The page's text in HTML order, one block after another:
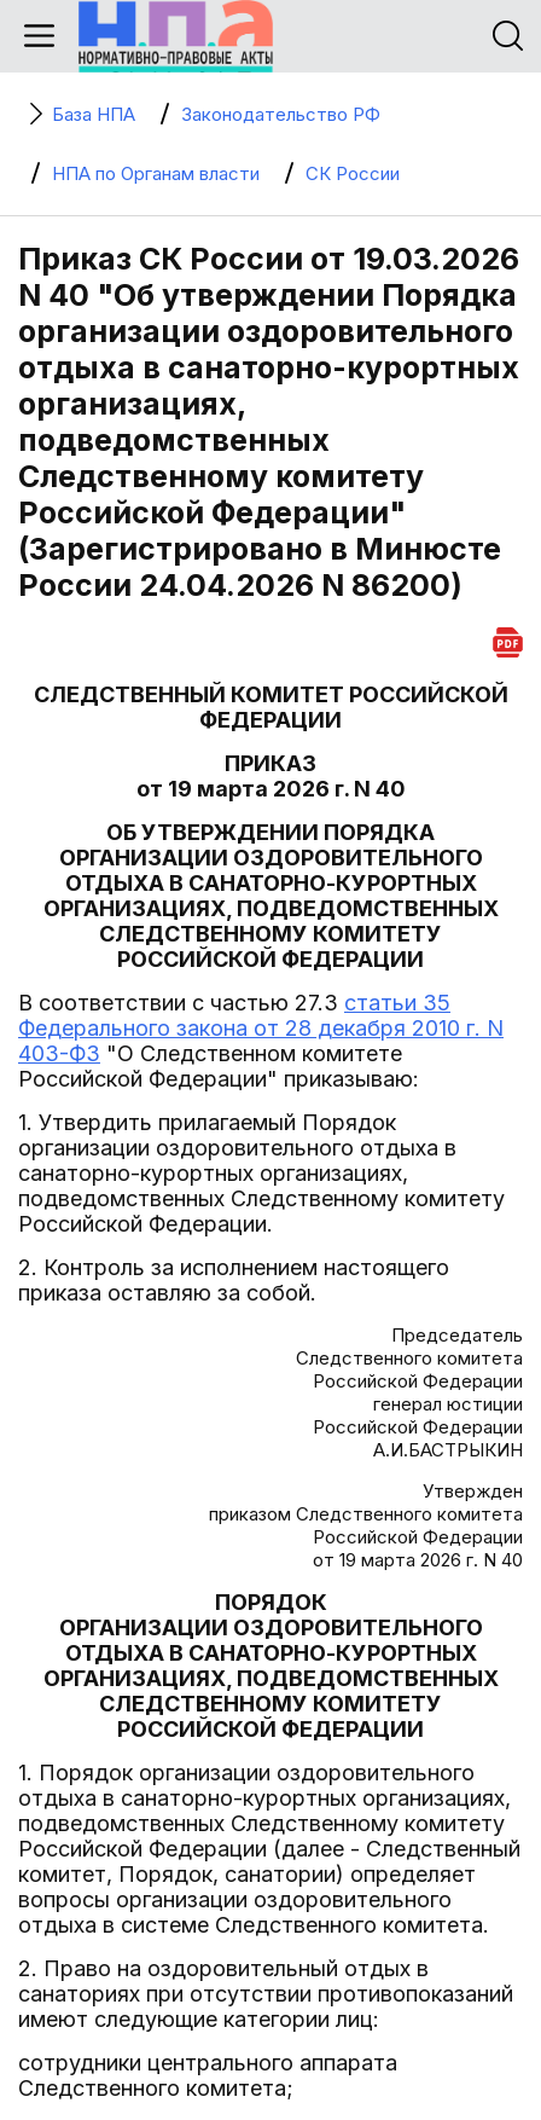
База НПА Законодательство РФ
НПА по Органам власти СК России
Приказ СК России от 19.03.2026
N 40 "Об утверждении Порядка
организации оздоровительного
отдыха в санаторно-курортных
организациях,
подведомственных
Следственному комитету
Российской Федерации"
(Зарегистрировано в Минюсте
России 24.04.2026 N 86200)
СЛЕДСТВЕННЫЙ КОМИТЕТ РОССИЙСКОЙ
ФЕДЕРАЦИИ
ПРИКАЗ
от 19 марта 2026 г. N 40
ОБ УТВЕРЖДЕНИИ ПОРЯДКА
ОРГАНИЗАЦИИ ОЗДОРОВИТЕЛЬНОГО
ОТДЫХА В САНАТОРНО-КУРОРТНЫХ
ОРГАНИЗАЦИЯХ, ПОДВЕДОМСТВЕННЫХ
СЛЕДСТВЕННОМУ КОМИТЕТУ
РОССИЙСКОЙ ФЕДЕРАЦИИ
В соответствии с частью 27.3 статьи 35
Федерального закона от 28 декабря 2010 г. N
403-ФЗ "О Следственном комитете
Российской Федерации" приказываю:
1. Утвердить прилагаемый Порядок
организации оздоровительного отдыха в
санаторно-курортных организациях,
подведомственных Следственному комитету
Российской Федерации.
2. Контроль за исполнением настоящего
приказа оставляю за собой.
Председатель
Следственного комитета
Российской Федерации
генерал юстиции
Российской Федерации
А.И.БАСТРЫКИН
Утвержден
приказом Следственного комитета
Российской Федерации
от 19 марта 2026 г. N 40
ПОРЯДОК
ОРГАНИЗАЦИИ ОЗДОРОВИТЕЛЬНОГО
ОТДЫХА В САНАТОРНО-КУРОРТНЫХ
ОРГАНИЗАЦИЯХ, ПОДВЕДОМСТВЕННЫХ
СЛЕДСТВЕННОМУ КОМИТЕТУ
РОССИЙСКОЙ ФЕДЕРАЦИИ
1. Порядок организации оздоровительного
отдыха в санаторно-курортных организациях,
подведомственных Следственному комитету
Российской Федерации (далее - Следственный
комитет, Порядок, санатории) определяет
вопросы организации оздоровительного
отдыха в системе Следственного комитета.
2. Право на оздоровительный отдых в
санаториях при отсутствии противопоказаний
имеют следующие категории лиц:
сотрудники центрального аппарата
Следственного комитета;